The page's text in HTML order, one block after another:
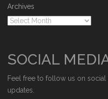
Archives
SOCIAL
Feel free to follow us on
updates.